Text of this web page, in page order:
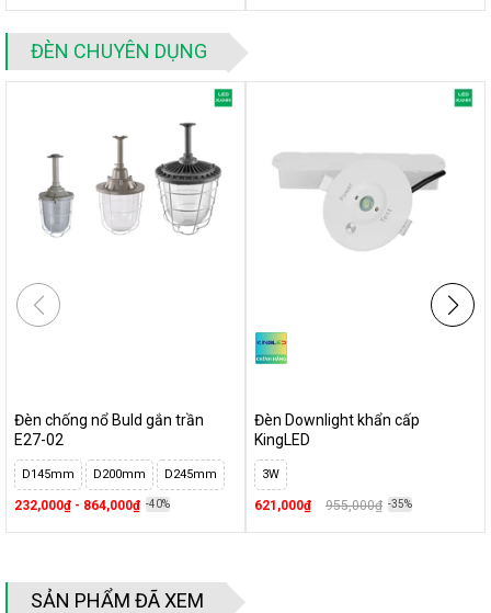
ĐÈN CHUYÊN DỤNG
Đèn chống nổ Buld gắn trần
E27-02
D145mm D200mm D245mm
232,000₫ - 864,000₫ -40%
Đèn Downlight khẩn cấp
KingLED
3W
621,000₫ 955,000₫ -35%
SẢN PHẨM ĐÃ XEM